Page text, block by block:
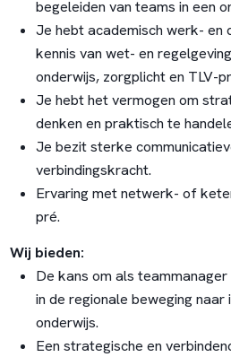
begeleiden van teams in een
Je hebt academisch werk- en
kennis van wet- en
onderwijs, zorgplicht en TLV-
Je hebt het vermogen om
denken en praktisch te
Je bezit sterke
verbindingskracht.
Ervaring met netwerk- of
pré.
Wij bieden:
De kans om als
in de regionale beweging naar
onderwijs.
Een strategische en